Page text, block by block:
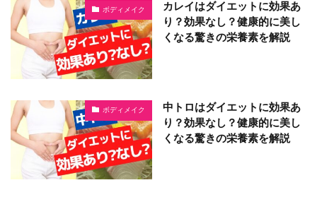
ボディメイク
カレイはダイエットに効果あ
り？効果なし？健康的に美し
くなる驚きの栄養素を解説
ボディメイク
中トロはダイエットに効果あ
り？効果なし？健康的に美し
くなる驚きの栄養素を解説